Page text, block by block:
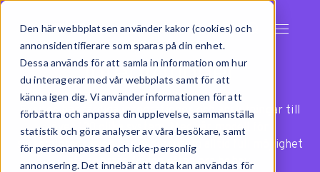
Den här webbplatsen använder kakor (cookies) och
annonsidentifierare som sparas på din enhet.
Dessa används för att samla in information om hur
du interagerar med vår webbplats samt för att
känna igen dig. Vi använder informationen för att
förbättra och anpassa din upplevelse, sammanställa
statistik och göra analyser av våra besökare, samt
för personanpassad och icke-personlig
annonsering. Det innebär att data kan användas för
Integrationer
Exsitec har färdiga integrationer och anslutningar till
över 100 olika system. Med vår modell för
systemintegration har ni dessutom alltid full möjlighet
att anpassa flöden efter era behov.